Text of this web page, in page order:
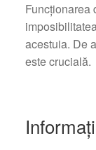
Funcționarea
acestuia. De
este crucială.